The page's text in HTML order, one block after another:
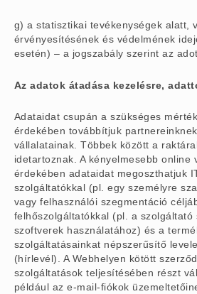
g) a statisztikai tevékenységek alatt,
érvényesítésének és védelmének
esetén) – a jogszabály szerint az
Az adatok átadása kezelésre,
Adataidat csupán a szükséges
érdekében továbbítjuk
vállalatainak. Többek között a
idetartoznak. A kényelmesebb online
érdekében adataidat megoszthatjuk
szolgáltatókkal (pl. egy személyre
vagy felhasználói szegmentáció
felhőszolgáltatókkal (pl. a szolgáltató
szoftverek használatához) és a
szolgáltatásainkat népszerűsítő
(hírlevél). A Webhelyen kötött
szolgáltatások teljesítésében részt
például az e-mail-fiókok